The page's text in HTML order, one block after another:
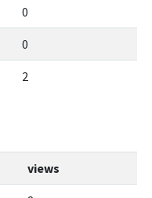
0
0
2
views